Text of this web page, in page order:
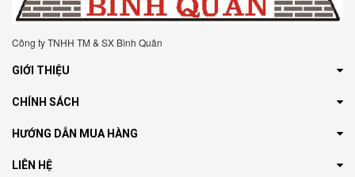
Công ty TNHH TM & SX Bình Quân
GIỚI THIỆU
CHÍNH SÁCH
HƯỚNG DẪN MUA HÀNG
LIÊN HỆ